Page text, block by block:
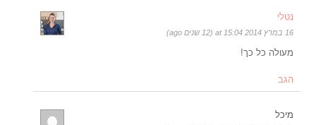
נטלי
16 במרץ 2014 at 15:04 (12 שנים ago)
מעולה כל כך!
הגב
מיכל